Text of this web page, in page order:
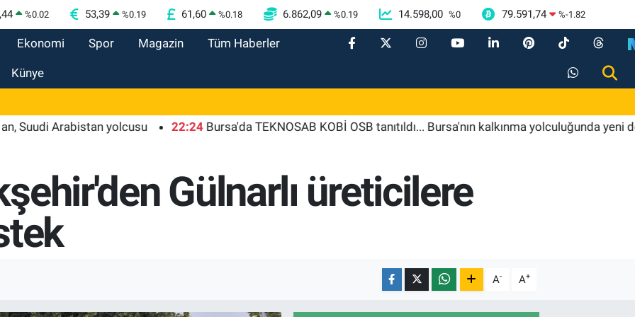
%0.02 53,39 %0.19 61,60 %0.18 6.862,09 %0.19 14.598,00 %0 79.591,74 %-1.82
Ekonomi Spor Magazin Tüm Haberler
Künye
Arabistan yolcusu 22:24 Bursa'da TEKNOSAB KOBİ OSB tanıtıldı... Bursa'nın kalkınma yolculuğunda yeni dönem
Gülnarlı üreticilere
A- A+